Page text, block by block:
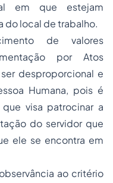
em que estejam
do local de trabalho.
de valores
por Atos
desproporcional e
Humana, pois é
visa patrocinar a
do servidor que
ele se encontra em
ao critério